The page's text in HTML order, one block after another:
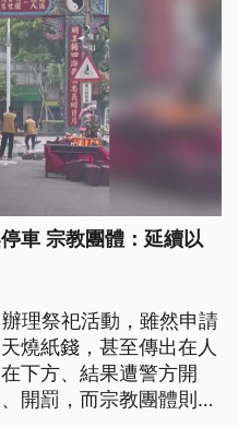
車 宗教團體：延續以
理祭祀活動，雖然申請
燒紙錢，甚至傳出在人
下方、結果遭警方開
開罰，而宗教團體則回